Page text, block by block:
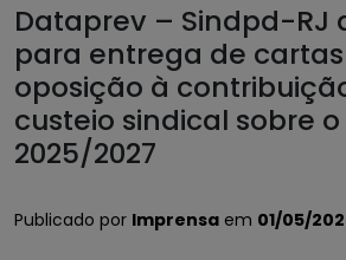
Dataprev – Sindpd-RJ
para entrega de
oposição à
custeio sindical sobre o
2025/2027
Publicado por Imprensa em 01/05/